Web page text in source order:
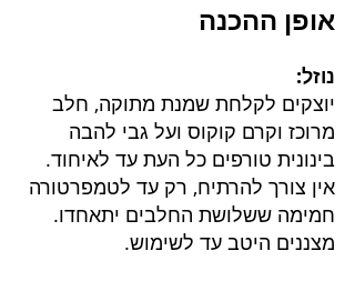
אופן ההכנה
נוזל:
יוצקים לקלחת שמנת מתוקה, חלב
מרוכז וקרם קוקוס ועל גבי להבה
בינונית טורפים כל העת עד לאיחוד.
אין צורך להרתיח, רק עד לטמפרטורה
חמימה ששלושת החלבים יתאחדו.
מצננים היטב עד לשימוש.